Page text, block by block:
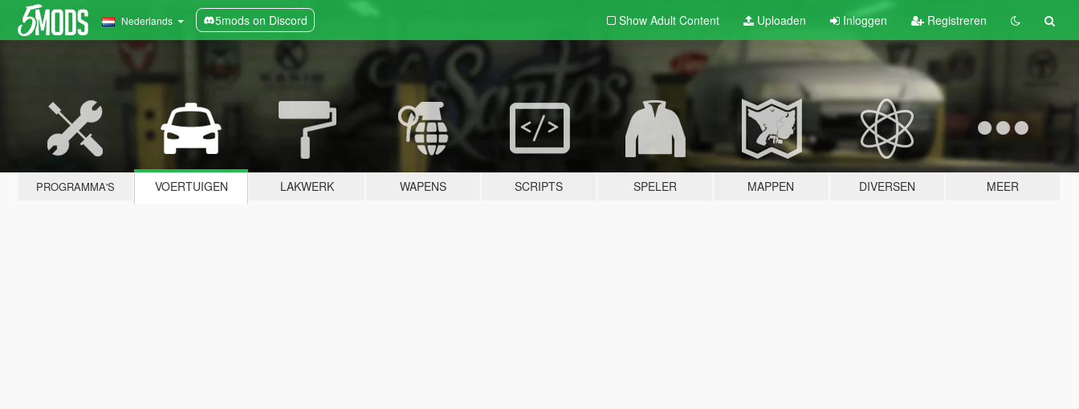
Nederlands 5mods on Discord Show Adult Content Uploaden Inloggen Registreren
PROGRAMMA'S VOERTUIGEN LAKWERK WAPENS SCRIPTS SPELER MAPPEN DIVERSEN MEER